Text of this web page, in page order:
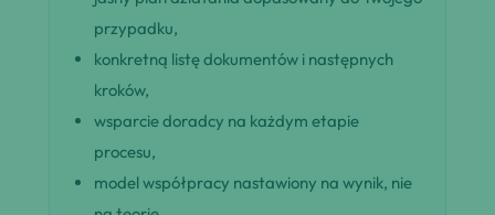
przypadku,
konkretną listę dokumentów i następnych
kroków,
wsparcie doradcy na każdym etapie
procesu,
model współpracy nastawiony na wynik, nie